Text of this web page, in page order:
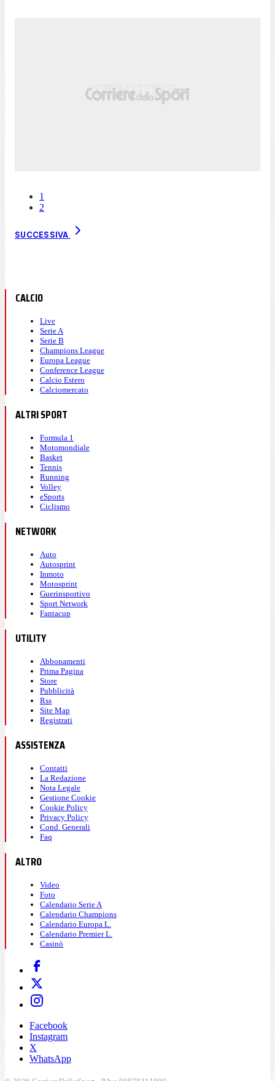
1
2
SUCCESSIVA
CALCIO
Live
Serie A
Serie B
Champions League
Europa League
Conference League
Calcio Estero
Calciomercato
ALTRI SPORT
Formula 1
Motomondiale
Basket
Tennis
Running
Volley
eSports
Ciclismo
NETWORK
Auto
Autosprint
Inmoto
Motosprint
Guerinsportivo
Sport Network
Fantacup
UTILITY
Abbonamenti
Prima Pagina
Store
Pubblicità
Rss
Site Map
Registrati
ASSISTENZA
Contatti
La Redazione
Nota Legale
Gestione Cookie
Cookie Policy
Privacy Policy
Cond. Generali
Faq
ALTRO
Video
Foto
Calendario Serie A
Calendario Champions
Calendario Europa L.
Calendario Premier L.
Casinò
Facebook
Instagram
X
WhatsApp